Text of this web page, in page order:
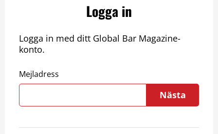
Logga in
Logga in med ditt Global Bar Magazine-
konto.
Mejladress
Nästa